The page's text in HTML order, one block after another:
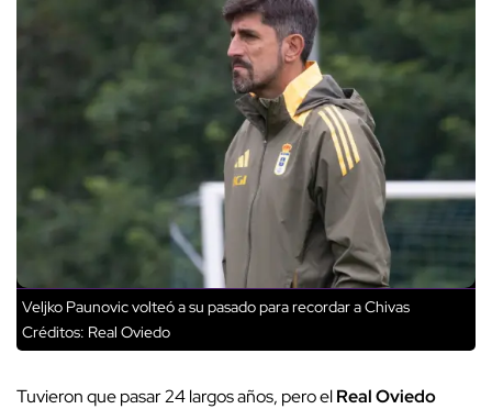
Veljko Paunovic volteó a su pasado para recordar a Chivas
Créditos: Real Oviedo
Tuvieron que pasar 24 largos años, pero elReal Oviedo